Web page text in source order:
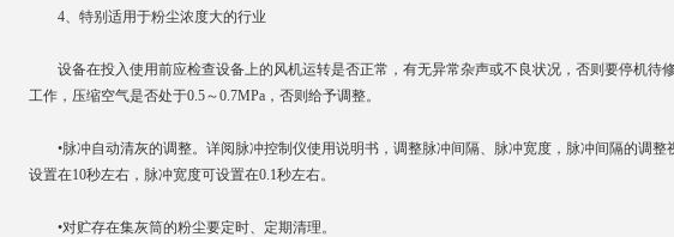
4、特别适用于粉尘浓度大的行业
设备在投入使用前应检查设备上的风机运转是否正常，有无异常杂声或不良状况，否则要停机待
工作，压缩空气是否处于0.5～0.7MPa，否则给予调整。
•脉冲自动清灰的调整。详阅脉冲控制仪使用说明书，调整脉冲间隔、脉冲宽度，脉冲间隔的调整
设置在10秒左右，脉冲宽度可设置在0.1秒左右。
•对贮存在集灰筒的粉尘要定时、定期清理。